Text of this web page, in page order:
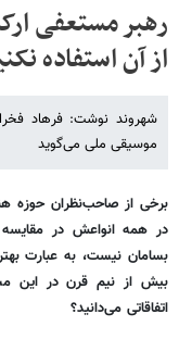
رهبر مستعفی
از آن استفاده
شهروند نوشت: فرهاد
موسیقی ملی می‌گوید
برخی از صاحب‌نظران حوزه
در همه انواعش در مقایسه
بسامان نیست، به عبارت
بیش از نیم قرن در این
اتفاقاتی می‌دانید؟